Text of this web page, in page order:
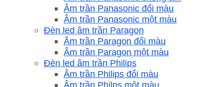
Âm trần Panasonic đổi màu
Âm trần Panasonic một màu
Đèn led âm trần Paragon
Âm trần Paragon đổi màu
Âm trần Paragon một màu
Đèn led âm trần Philips
Âm trần Philips đổi màu
Âm trần Philps một màu